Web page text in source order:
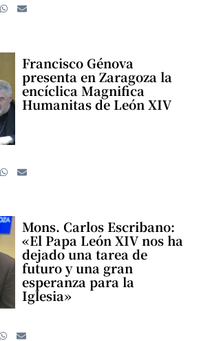
Francisco Génova
presenta en Zaragoza la
encíclica Magnifica
Humanitas de León XIV
Mons. Carlos Escribano:
«El Papa León XIV nos ha
dejado una tarea de
futuro y una gran
esperanza para la
Iglesia»